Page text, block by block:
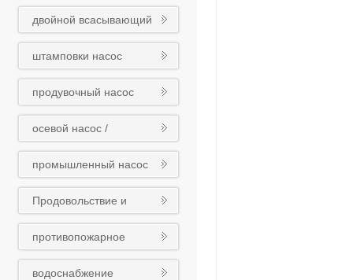
центробежный насос
двойной всасывающий
насос
штамповки насос
продувочный насос
осевой насос /
смесительный насос /
трубный насос
промышленный насос
Продовольствие и
медикаменты
химический насос
противопожарное
оборудование
водоснабжение